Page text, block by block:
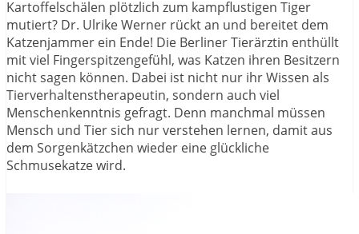
Kartoffelschälen plötzlich zum kampflustigen Tiger
mutiert? Dr. Ulrike Werner rückt an und bereitet dem
Katzenjammer ein Ende! Die Berliner Tierärztin enthüllt
mit viel Fingerspitzengefühl, was Katzen ihren Besitzern
nicht sagen können. Dabei ist nicht nur ihr Wissen als
Tierverhaltenstherapeutin, sondern auch viel
Menschenkenntnis gefragt. Denn manchmal müssen
Mensch und Tier sich nur verstehen lernen, damit aus
dem Sorgenkätzchen wieder eine glückliche
Schmusekatze wird.